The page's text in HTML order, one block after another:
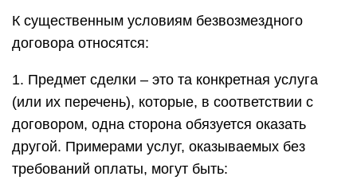
К существенным условиям безвозмездного
договора относятся:
1. Предмет сделки – это та конкретная услуга
(или их перечень), которые, в соответствии с
договором, одна сторона обязуется оказать
другой. Примерами услуг, оказываемых без
требований оплаты, могут быть: